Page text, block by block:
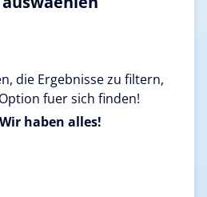
die Ergebnisse zu filtern,
fuer sich finden!
haben alles!